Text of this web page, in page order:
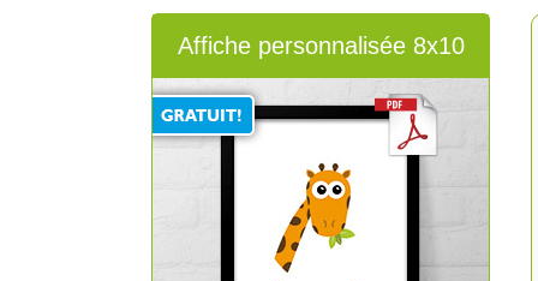
Affiche personnalisée 8x10